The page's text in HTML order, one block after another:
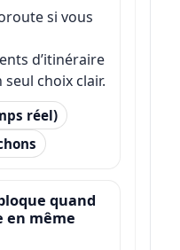
si vous
d’itinéraire
choix clair.
réel)
quand
en même